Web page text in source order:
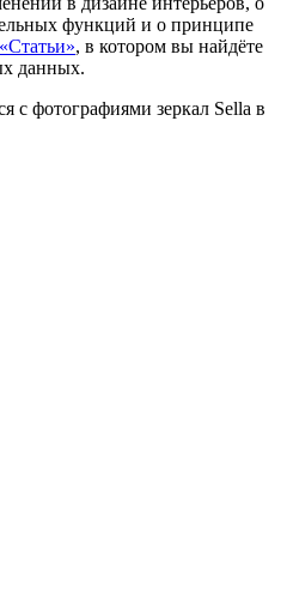
функций и о принципе
«Статьи», в котором вы найдёте
данных.
с фотографиями зеркал Sella в